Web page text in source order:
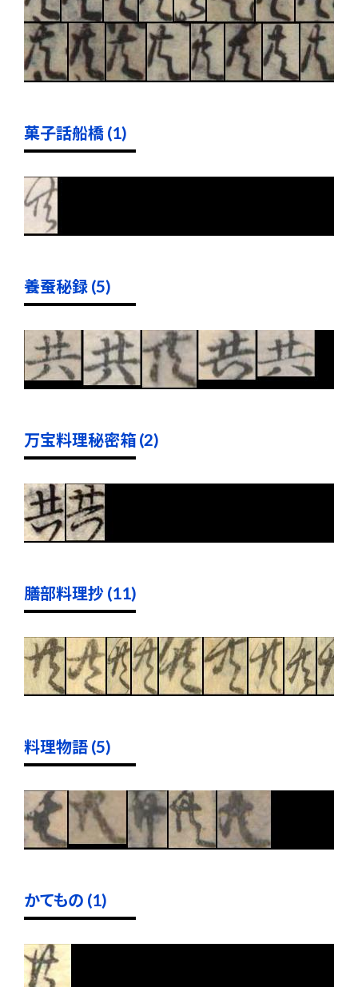
菓子話船橋 (1)
養蚕秘録 (5)
万宝料理秘密箱 (2)
膳部料理抄 (11)
料理物語 (5)
かてもの (1)